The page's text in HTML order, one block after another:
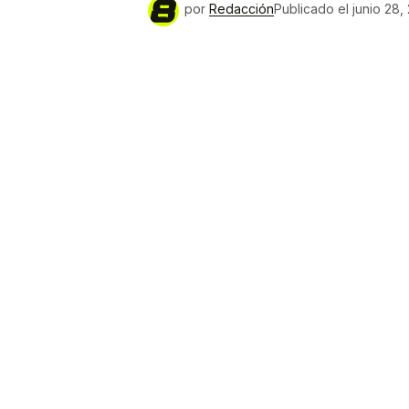
por RedacciónPublicado el junio 28,